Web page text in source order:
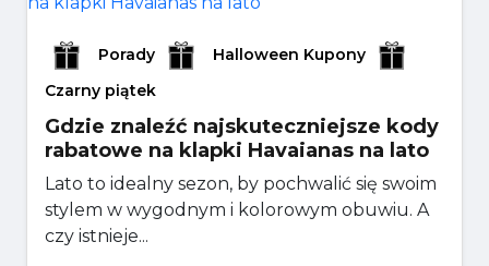
Porady
Halloween Kupony
Czarny piątek
Gdzie znaleźć najskuteczniejsze kody
rabatowe na klapki Havaianas na lato
Lato to idealny sezon, by pochwalić się swoim
stylem w wygodnym i kolorowym obuwiu. A
czy istnieje...